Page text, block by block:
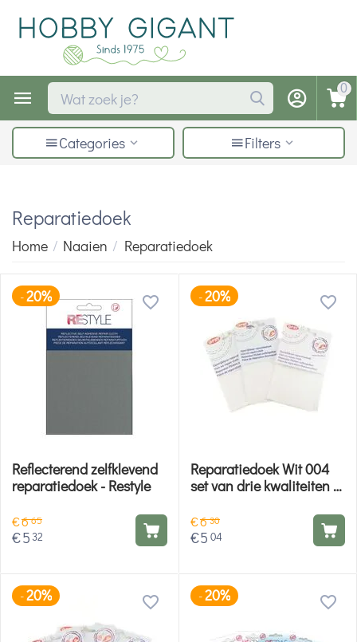
0
Categories Filters
Reparatiedoek
Home / Naaien / Reparatiedoek
-20%
Reflecterend zelfklevend
reparatiedoek - Restyle
€665
€5 32
-20%
Reparatiedoek Wit 004
set van drie kwaliteiten -
€630
€5 04
-20% -20%